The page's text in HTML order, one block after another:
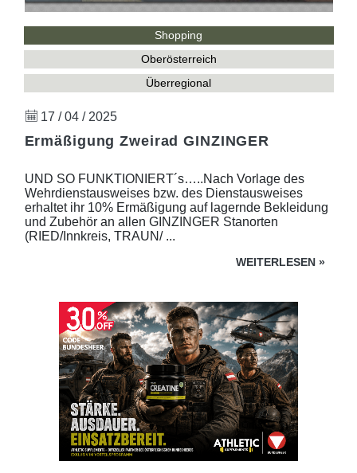
Shopping
Oberösterreich
Überregional
17 / 04 / 2025
Ermäßigung Zweirad GINZINGER
UND SO FUNKTIONIERT´s…..Nach Vorlage des
Wehrdienstausweises bzw. des Dienstausweises
erhaltet ihr 10% Ermäßigung auf lagernde Bekleidung
und Zubehör an allen GINZINGER Stanorten
(RIED/Innkreis, TRAUN/ ...
WEITERLESEN »